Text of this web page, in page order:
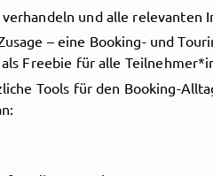
und alle relevanten
– eine Booking- und
Freebie für alle
Tools für den Booking-
, and
exclusive posts.